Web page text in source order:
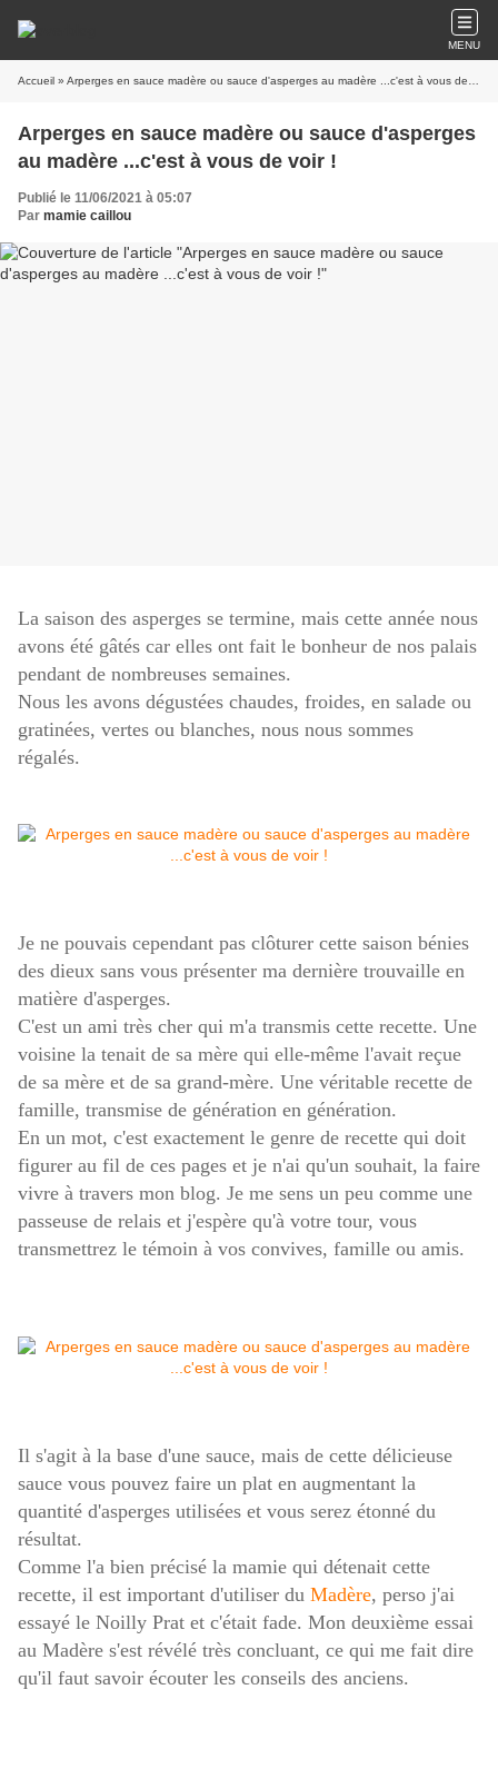
MENU
Accueil » Arperges en sauce madère ou sauce d'asperges au madère ...c'est à vous de voir !
Arperges en sauce madère ou sauce d'asperges
au madère ...c'est à vous de voir !
Publié le 11/06/2021 à 05:07
Par mamie caillou
La saison des asperges se termine, mais cette année nous
avons été gâtés car elles ont fait le bonheur de nos palais
pendant de nombreuses semaines.
Nous les avons dégustées chaudes, froides, en salade ou
gratinées, vertes ou blanches, nous nous sommes
régalés.
Je ne pouvais cependant pas clôturer cette saison bénies
des dieux sans vous présenter ma dernière trouvaille en
matière d'asperges.
C'est un ami très cher qui m'a transmis cette recette. Une
voisine la tenait de sa mère qui elle-même l'avait reçue
de sa mère et de sa grand-mère. Une véritable recette de
famille, transmise de génération en génération.
En un mot, c'est exactement le genre de recette qui doit
figurer au fil de ces pages et je n'ai qu'un souhait, la faire
vivre à travers mon blog. Je me sens un peu comme une
passeuse de relais et j'espère qu'à votre tour, vous
transmettrez le témoin à vos convives, famille ou amis.
Il s'agit à la base d'une sauce, mais de cette délicieuse
sauce vous pouvez faire un plat en augmentant la
quantité d'asperges utilisées et vous serez étonné du
résultat.
Comme l'a bien précisé la mamie qui détenait cette
recette, il est important d'utiliser du Madère, perso j'ai
essayé le Noilly Prat et c'était fade. Mon deuxième essai
au Madère s'est révélé très concluant, ce qui me fait dire
qu'il faut savoir écouter les conseils des anciens.